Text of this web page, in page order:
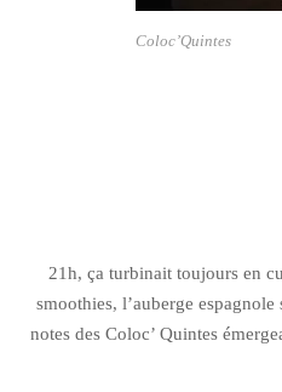
Coloc’Quintes
21h, ça turbinait toujours en
smoothies, l’auberge
notes des Coloc’ Quintes